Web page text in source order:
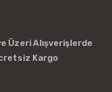
Üzeri Alışverişlerde
Kargo